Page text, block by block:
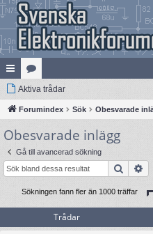
na
bb
lä
nk
ar
at
eg
ori
er
Aktiva trådar
Forumindex Sök Obesvarade
Obesvarade inlägg
Gå till avancerad sökning
Sök
Sökningen fann fler än 1000 träffar
Trådar